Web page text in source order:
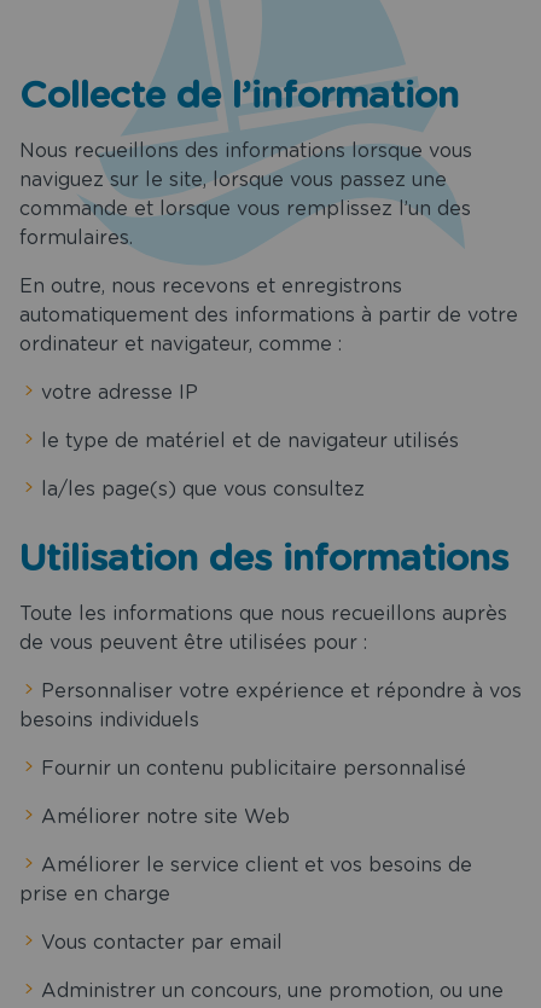
Saint
Vie
de salle
de Vie
Collecte de l’information
Nous recueillons des informations lorsque vous
naviguez sur le site, lorsque vous passez une
commande et lorsque vous remplissez l’un des
formulaires.
En outre, nous recevons et enregistrons
automatiquement des informations à partir de votre
ordinateur et navigateur, comme :
votre adresse IP
le type de matériel et de navigateur utilisés
la/les page(s) que vous consultez
Utilisation des informations
Toute les informations que nous recueillons auprès
de vous peuvent être utilisées pour :
Personnaliser votre expérience et répondre à vos
besoins individuels
Fournir un contenu publicitaire personnalisé
Améliorer notre site Web
Améliorer le service client et vos besoins de
prise en charge
Vous contacter par email
Administrer un concours, une promotion, ou une